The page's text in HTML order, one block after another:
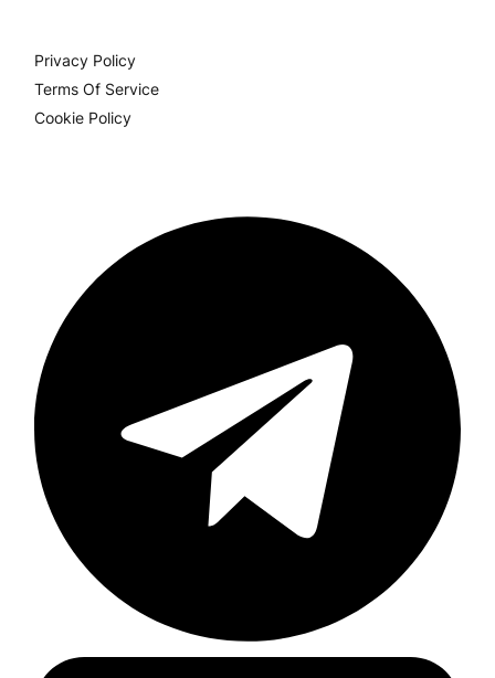
Privacy Policy
Terms Of Service
Cookie Policy